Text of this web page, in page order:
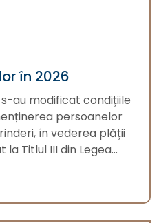
în 2026
au modificat condițiile
persoanelor
în vederea plății
Titlul III din Legea...